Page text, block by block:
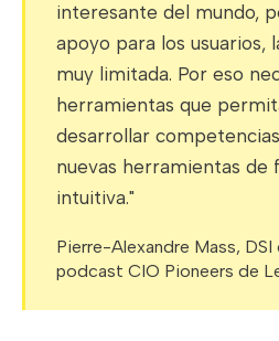
interesante del mundo,
apoyo para los usuarios,
muy limitada. Por eso
herramientas que
desarrollar
nuevas herramientas de
intuitiva."
Pierre-Alexandre Mass,
podcast CIO Pioneers de